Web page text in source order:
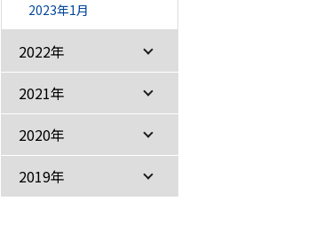
2023年1月
2022年
2021年
2020年
2019年